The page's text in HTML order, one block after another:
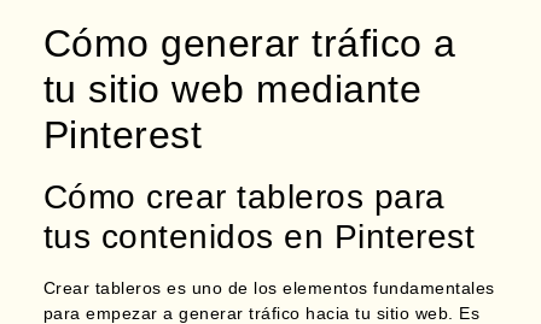
Cómo generar tráfico a
tu sitio web mediante
Pinterest
Cómo crear tableros para
tus contenidos en Pinterest
Crear tableros es uno de los elementos fundamentales
para empezar a generar tráfico hacia tu sitio web. Es